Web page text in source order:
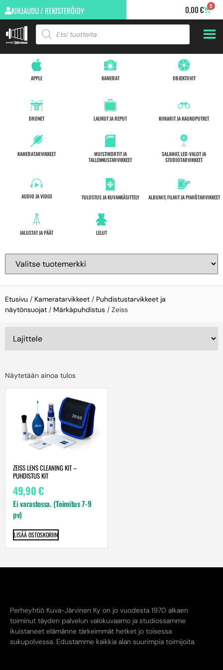
KIRJAUDU / REKISTERÖIDY 0,00€ 0
APPLE
DRONET
KAMERAT
LAUKUT JA REPUT
OBJEKTIIVIT
KIIKARIT JA KAUKOPUTKET
KAMERATARVIKKEET
AUDIO JA VIDEO
MUISTIKORTIT JA
TALLENNUSTARVIKKEET
TULOSTUS JA KUVANKÄSITTELY
SALAMAT, LED-VALOT JA
STUDIOTARVIKKEET
ALBUMIT, FILMIT JA PIMIÖTARVIKKEET
JALUSTAT JA PÄÄT LELUT
Etusivu / Kameratarvikkeet / Puhdistustarvikkeet ja
näytönsuojat / Märkäpuhdistus / Zeiss
Näytetään ainoa tulos
ZEISS LENS CLEANING KIT –
PUHDISTUS KIT
49,90€
Ei varastossa. (Toimitus 7-9
pv)
LISÄÄ OSTOSKORIIN
Perheyhtiö Kuva-Järvinen Ky on jo vuodesta 1970 alkaen
toiminut täyden palvelun valokuvaamo ja studiossamme
ikuistaneet elämänne tärkeimmät hetket jo toisessa
sukupolvessa. Edustamme kaikkia alan suurimpia toimijoita.